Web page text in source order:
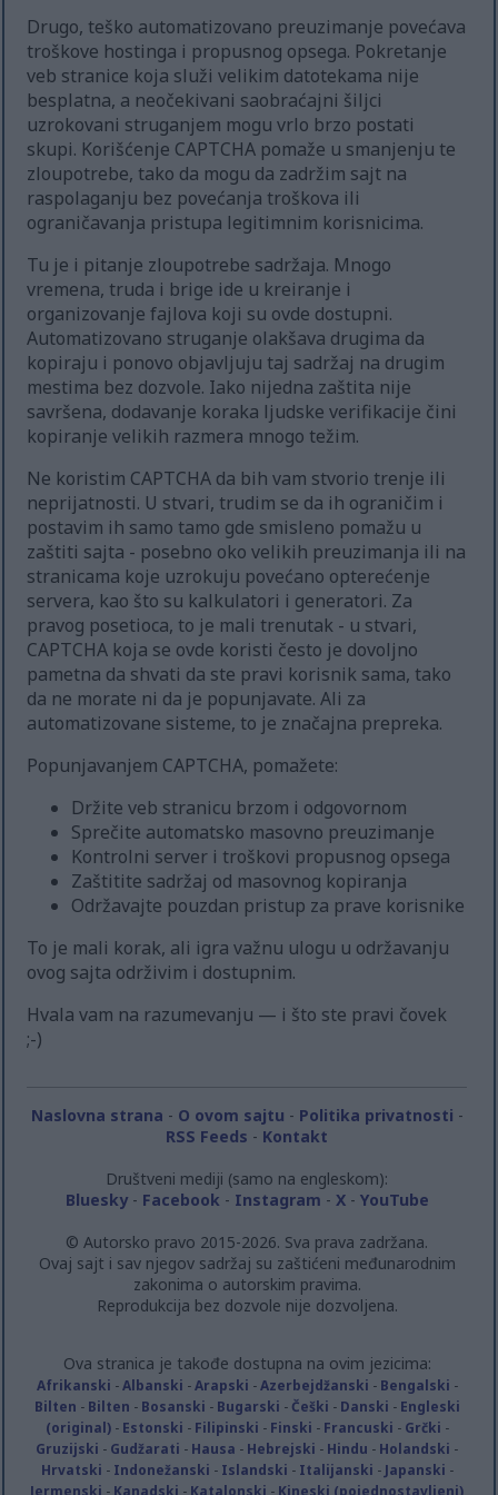
Drugo, teško automatizovano preuzimanje povećava
troškove hostinga i propusnog opsega. Pokretanje
veb stranice koja služi velikim datotekama nije
besplatna, a neočekivani saobraćajni šiljci
uzrokovani struganjem mogu vrlo brzo postati
skupi. Korišćenje CAPTCHA pomaže u smanjenju te
zloupotrebe, tako da mogu da zadržim sajt na
raspolaganju bez povećanja troškova ili
ograničavanja pristupa legitimnim korisnicima.
Tu je i pitanje zloupotrebe sadržaja. Mnogo
vremena, truda i brige ide u kreiranje i
organizovanje fajlova koji su ovde dostupni.
Automatizovano struganje olakšava drugima da
kopiraju i ponovo objavljuju taj sadržaj na drugim
mestima bez dozvole. Iako nijedna zaštita nije
savršena, dodavanje koraka ljudske verifikacije čini
kopiranje velikih razmera mnogo težim.
Ne koristim CAPTCHA da bih vam stvorio trenje ili
neprijatnosti. U stvari, trudim se da ih ograničim i
postavim ih samo tamo gde smisleno pomažu u
zaštiti sajta - posebno oko velikih preuzimanja ili na
stranicama koje uzrokuju povećano opterećenje
servera, kao što su kalkulatori i generatori. Za
pravog posetioca, to je mali trenutak - u stvari,
CAPTCHA koja se ovde koristi često je dovoljno
pametna da shvati da ste pravi korisnik sama, tako
da ne morate ni da je popunjavate. Ali za
automatizovane sisteme, to je značajna prepreka.
Popunjavanjem CAPTCHA, pomažete:
Držite veb stranicu brzom i odgovornom
Sprečite automatsko masovno preuzimanje
Kontrolni server i troškovi propusnog opsega
Zaštitite sadržaj od masovnog kopiranja
Održavajte pouzdan pristup za prave korisnike
To je mali korak, ali igra važnu ulogu u održavanju
ovog sajta održivim i dostupnim.
Hvala vam na razumevanju — i što ste pravi čovek
;-)
Naslovna strana - O ovom sajtu - Politika privatnosti -
RSS Feeds - Kontakt
Društveni mediji (samo na engleskom):
Bluesky- Facebook - Instagram - X- YouTube
© Autorsko pravo 2015-2026. Sva prava zadržana.
Ovaj sajt i sav njegov sadržaj su zaštićeni međunarodnim
zakonima o autorskim pravima.
Reprodukcija bez dozvole nije dozvoljena.
Ova stranica je takođe dostupna na ovim jezicima:
Afrikanski -Albanski -Arapski -Azerbejdžanski - Bengalski -
Bilten - Bilten - Bosanski - Bugarski - Češki - Danski - Engleski
(original)- Estonski - Filipinski - Finski - Francuski - Grčki -
Gruzijski - Gudžarati - Hausa - Hebrejski - Hindu - Holandski -
Hrvatski - Indonežanski - Islandski - Italijanski - Japanski -
Jermenski - Kanadski - Katalonski - Kineski (pojednostavljeni)